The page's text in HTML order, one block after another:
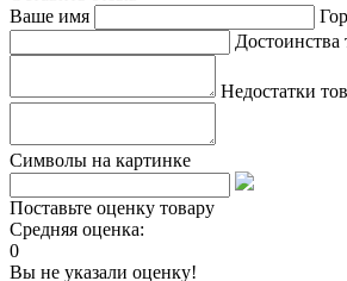
Ваше имя
Достоинства
Недостатки
Символы на картинке
Поставьте оценку товару
Средняя оценка:
0
Вы не указали оценку!